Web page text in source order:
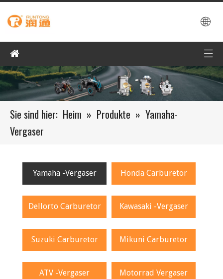
Sie sind hier: Heim » Produkte » Yamaha-
Vergaser
Yamaha -Vergaser Honda Carburetor
Dellorto Carburetor Kawasaki -Vergaser
Suzuki Carburetor Mikuni Carburetor
ATV -Vergaser Motorrad Vergaser